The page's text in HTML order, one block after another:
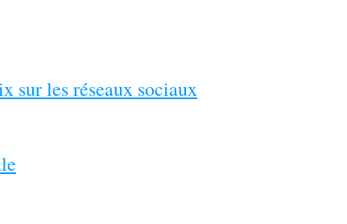
sur les réseaux sociaux